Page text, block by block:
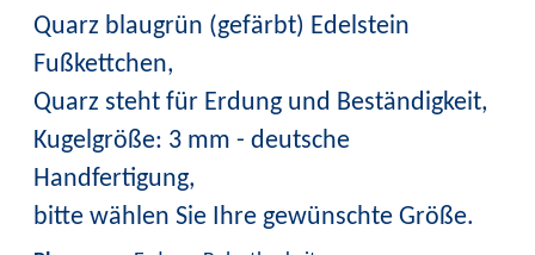
Quarz blaugrün (gefärbt) Edelstein
Fußkettchen,
Quarz steht für Erdung und Beständigkeit,
Kugelgröße: 3 mm - deutsche
Handfertigung,
bitte wählen Sie Ihre gewünschte Größe.